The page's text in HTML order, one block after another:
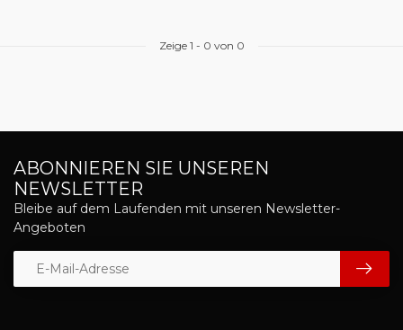
Zeige 1 - 0 von 0
ABONNIEREN SIE UNSEREN
NEWSLETTER
Bleibe auf dem Laufenden mit unseren Newsletter-
Angeboten